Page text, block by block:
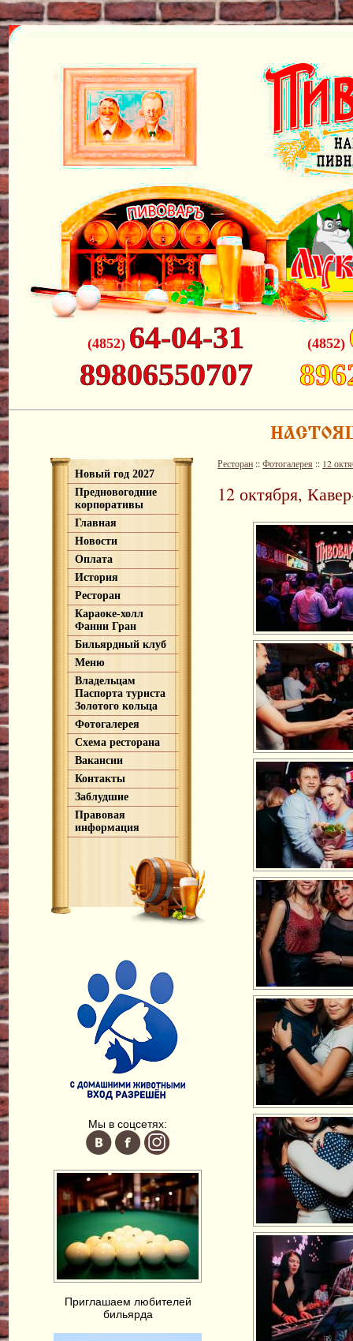
(4852) 64-04-31
89806550707
(4852)
Новый год 2027
Предновогодние
корпоративы
Главная
Новости
Оплата
История
Ресторан
Караоке-холл
Фанни Гран
Бильярдный клуб
Меню
Владельцам
Паспорта туриста
Золотого кольца
Фотогалерея
Схема ресторана
Вакансии
Контакты
Заблудшие
Правовая
информация
Мы в соцсетях:
Приглашаем любителей
бильярда
Ресторан ::Фотогалерея :: 12
12 октября,